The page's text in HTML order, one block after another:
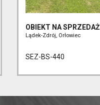
OBIEKT NA SPRZEDAŻ
Lądek-Zdrój, Orłowiec
SEZ-BS-440